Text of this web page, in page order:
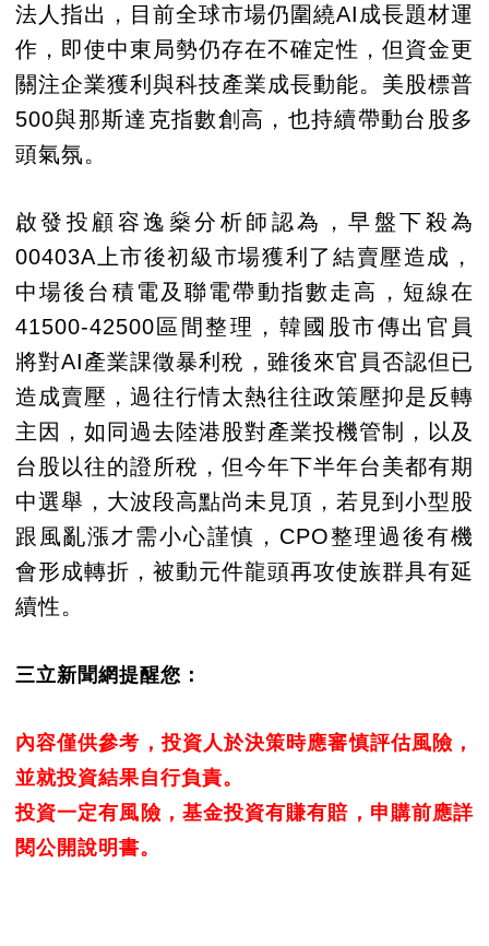
法人指出，目前全球市場仍圍繞AI成長題材運
作，即使中東局勢仍存在不確定性，但資金更
關注企業獲利與科技產業成長動能。美股標普
500與那斯達克指數創高，也持續帶動台股多
頭氣氛。
啟發投顧容逸燊分析師認為，早盤下殺為
00403A上市後初級市場獲利了結賣壓造成，
中場後台積電及聯電帶動指數走高，短線在
41500-42500區間整理，韓國股市傳出官員
將對AI產業課徵暴利稅，雖後來官員否認但已
造成賣壓，過往行情太熱往往政策壓抑是反轉
主因，如同過去陸港股對產業投機管制，以及
台股以往的證所稅，但今年下半年台美都有期
中選舉，大波段高點尚未見頂，若見到小型股
跟風亂漲才需小心謹慎，CPO整理過後有機
會形成轉折，被動元件龍頭再攻使族群具有延
續性。
三立新聞網提醒您：
內容僅供參考，投資人於決策時應審慎評估風險，
並就投資結果自行負責。
投資一定有風險，基金投資有賺有賠，申購前應詳
閱公開說明書。